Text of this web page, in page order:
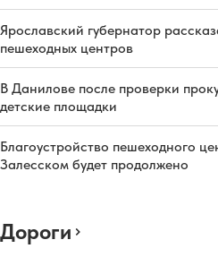
Ярославский губернатор
пешеходных центров
В Данилове после проверки
детские площадки
Благоустройство пешеходного
Залесском будет продолжено
Дороги